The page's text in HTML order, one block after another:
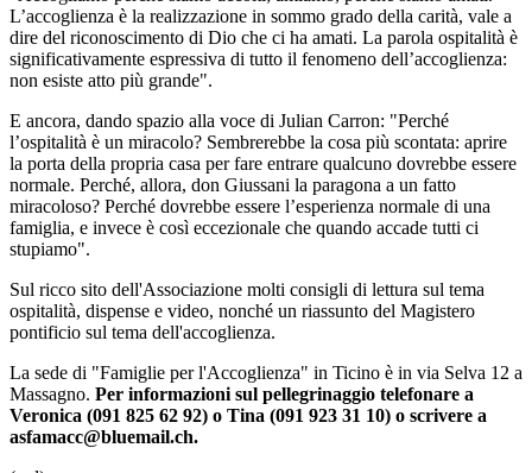
L’accoglienza è la realizzazione in sommo grado della carità, vale a
dire del riconoscimento di Dio che ci ha amati. La parola ospitalità è
significativamente espressiva di tutto il fenomeno dell’accoglienza:
non esiste atto più grande".
E ancora, dando spazio alla voce di Julian Carron: "Perché
l’ospitalità è un miracolo? Sembrerebbe la cosa più scontata: aprire
la porta della propria casa per fare entrare qualcuno dovrebbe essere
normale. Perché, allora, don Giussani la paragona a un fatto
miracoloso? Perché dovrebbe essere l’esperienza normale di una
famiglia, e invece è così eccezionale che quando accade tutti ci
stupiamo".
Sul ricco sito dell'Associazione molti consigli di lettura sul tema
ospitalità, dispense e video, nonché un riassunto del Magistero
pontificio sul tema dell'accoglienza.
La sede di "Famiglie per l'Accoglienza" in Ticino è in via Selva 12 a
Massagno. Per informazioni sul pellegrinaggio telefonare a
Veronica (091 825 62 92) o Tina (091 923 31 10) o scrivere a
asfamacc@bluemail.ch.